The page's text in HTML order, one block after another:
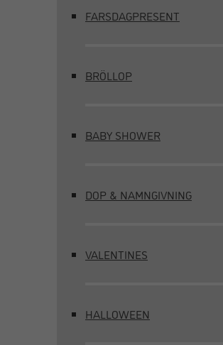
FARSDAGPRESENT
BRÖLLOP
BABY SHOWER
DOP & NAMNGIVNING
VALENTINES
HALLOWEEN